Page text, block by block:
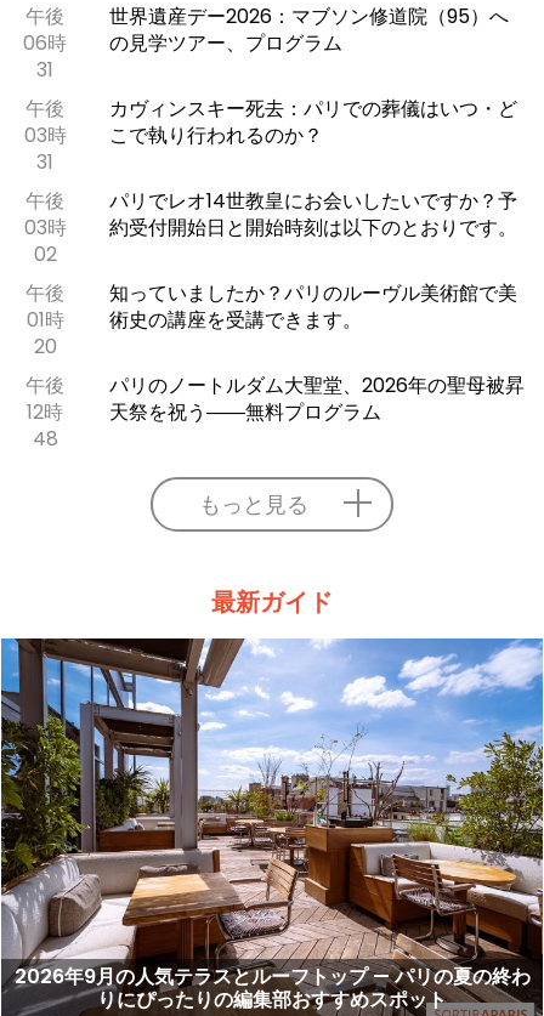
午後
06時
31
世界遺産デー2026：マブソン修道院（95）へ
の見学ツアー、プログラム
午後
03時
31
カヴィンスキー死去：パリでの葬儀はいつ・ど
こで執り行われるのか？
午後
03時
02
パリでレオ14世教皇にお会いしたいですか？予
約受付開始日と開始時刻は以下のとおりです。
午後
01時
20
知っていましたか？パリのルーヴル美術館で美
術史の講座を受講できます。
午後
12時
48
パリのノートルダム大聖堂、2026年の聖母被昇
天祭を祝う――無料プログラム
もっと見る
最新ガイド
2026年9月の人気テラスとルーフトップ — パリの夏の終わ
りにぴったりの編集部おすすめスポット